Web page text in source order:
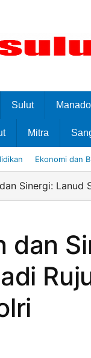
Sulut Manado
Mitra
Ekonomi dan
Sinergi: Lanud
dan